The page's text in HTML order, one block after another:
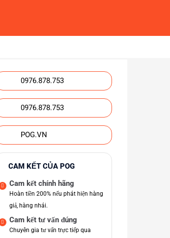
0976.878.753
0976.878.753
POG.VN
CAM KẾT CỦA POG
Cam kết chính hãng
Hoàn tiền 200% nếu phát hiện hàng
giả, hàng nhái.
Cam kết tư vấn đúng
Chuyên gia tư vấn trực tiếp qua